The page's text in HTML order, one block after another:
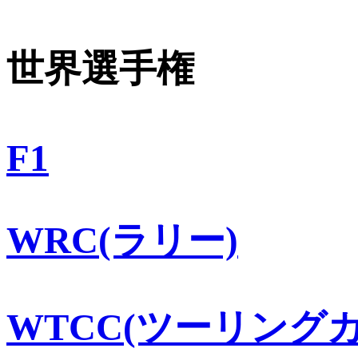
世界選手権
F1
WRC(ラリー)
WTCC(ツーリング